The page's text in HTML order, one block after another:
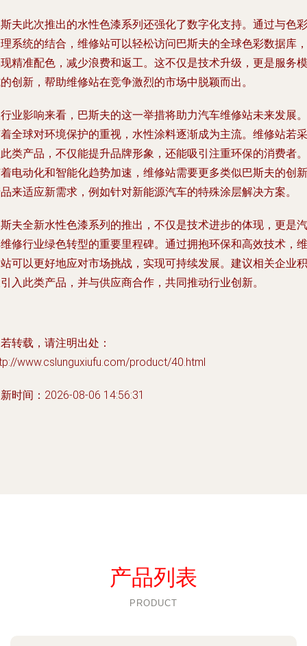
夫此次推出的水性色漆系列还强化了数字化支持。通过与色彩
系统的结合，维修站可以轻松访问巴斯夫的全球色彩数据库，
精准配色，减少浪费和返工。这不仅是技术升级，更是服务模
创新，帮助维修站在竞争激烈的市场中脱颖而出。
业影响来看，巴斯夫的这一举措将助力汽车维修站未来发展。
全球对环境保护的重视，水性涂料逐渐成为主流。维修站若采
类产品，不仅能提升品牌形象，还能吸引注重环保的消费者。
电动化和智能化趋势加速，维修站需要更多类似巴斯夫的创新
来适应新需求，例如针对新能源汽车的特殊涂层解决方案。
夫全新水性色漆系列的推出，不仅是技术进步的体现，更是汽
修行业绿色转型的重要里程碑。通过拥抱环保和高效技术，维
可以更好地应对市场挑战，实现可持续发展。建议相关企业积
入此类产品，并与供应商合作，共同推动行业创新。
转载，请注明出处：
www.cslunguxiufu.com/product/40.html
时间：2026-08-06 14:56:31
产品列表
PRODUCT